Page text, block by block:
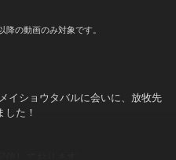
の動画のみ対象です。
イショウタバルに会いに、放牧先
た！